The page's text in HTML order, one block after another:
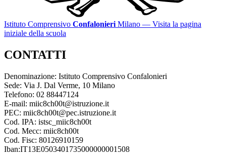
Istituto Comprensivo Confalonieri Milano — Visita la pagina
iniziale della scuola
CONTATTI
Denominazione: Istituto Comprensivo Confalonieri
Sede: Via J. Dal Verme, 10 Milano
Telefono: 02 88447124
E-mail: miic8ch00t@istruzione.it
PEC: miic8ch00t@pec.istruzione.it
Cod. IPA: istsc_miic8ch00t
Cod. Mecc: miic8ch00t
Cod. Fisc: 80126910159
Iban:IT13E0503401735000000001508